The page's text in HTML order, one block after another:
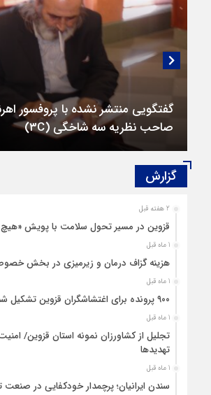
گفتگویی منتشر نشده با پروفسور
صاحب نظریه سه‌ شاخگی (۳C)
گزارش‌
2 هفته قبل
قزوین در مسیر تحول سلامت با پویش
1 ماه قبل
هزینه‌ گزاف درمان و زیرمیزی در بخش
1 ماه قبل
۹۰۰ پرونده برای اغتشاشگران قزوین تشکیل شده است
1 ماه قبل
تجلیل از کشاورزان نمونه استان قزوین/
تهدیدها
1 ماه قبل
سندن ایرانیان؛ پرچمدار خودکفایی در صنعت